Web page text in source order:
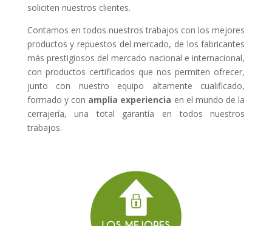
soliciten nuestros clientes.
Contamos en todos nuestros trabajos con los mejores
productos y repuestos del mercado, de los fabricantes
más prestigiosos del mercado nacional e internacional,
con productos certificados que nos permiten ofrecer,
junto con nuestro equipo altamente cualificado,
formado y con amplia experiencia en el mundo de la
cerrajería, una total garantía en todos nuestros
trabajos.